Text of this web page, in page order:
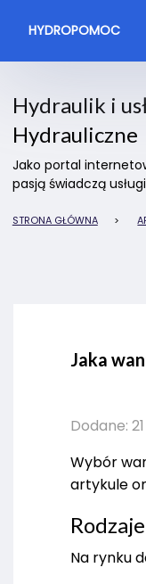
HYDROPOMOC
Hydraulik i
Hydrauliczne
Jako portal
pasją świadczą
STRONA GŁÓWNA >
Jaka
Dodane:
Wybór
artykule
Na rynku